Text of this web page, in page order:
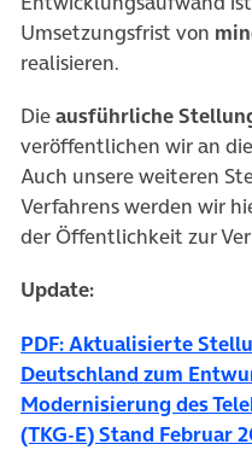
Umsetzungsfrist von
realisieren.
Dieausführliche
veröffentlichen wir an
Auch unsere weiteren
Verfahrens werden wir
der Öffentlichkeit zur
Update:
PDF: Aktualisierte
Deutschland zum
Modernisierung des
(TKG-E) Stand Februar